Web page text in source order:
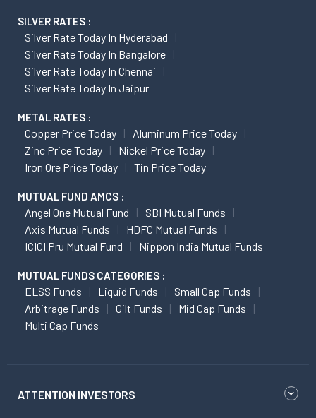
SILVER RATES :
Silver Rate Today In Hyderabad
Silver Rate Today In Bangalore
Silver Rate Today In Chennai
Silver Rate Today In Jaipur
METAL RATES :
Copper Price Today
Aluminum Price Today
Zinc Price Today
Nickel Price Today
Iron Ore Price Today
Tin Price Today
MUTUAL FUND AMCS :
Angel One Mutual Fund
SBI Mutual Funds
Axis Mutual Funds
HDFC Mutual Funds
ICICI Pru Mutual Fund
Nippon India Mutual Funds
MUTUAL FUNDS CATEGORIES :
ELSS Funds Liquid Funds
Small Cap Funds
Arbitrage Funds
Gilt Funds
Mid Cap Funds
Multi Cap Funds
ATTENTION INVESTORS